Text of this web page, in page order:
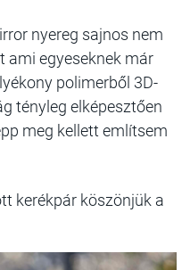
nyereg sajnos nem
ami egyeseknek már
polimerből 3D-
tényleg elképesztően
meg kellett említsem
kerékpár köszönjük a